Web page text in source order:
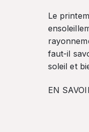
Le
faut-il
soleil et
EN